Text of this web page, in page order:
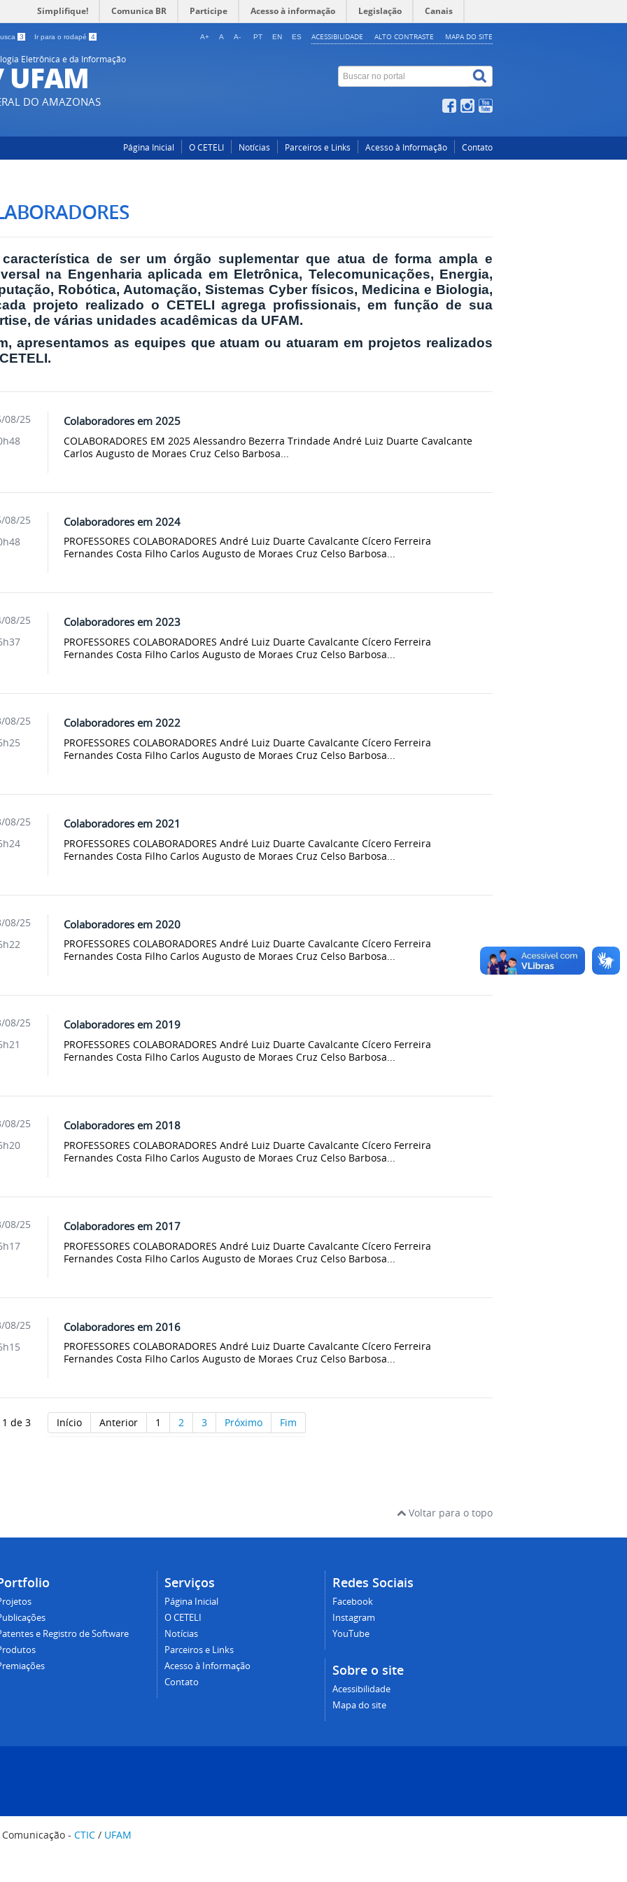
Simplifique! Comunica BR Participe Acesso à informação Legislação Canais
3 Ir para o rodapé 4 ACESSIBILIDADE ALTO CONTRASTE MAPA DO SITE
A+ A A- PT EN ES
Eletrônica e da Informação
UFAM
DO AMAZONAS
Página Inicial O CETELI Notícias Parceiros e Links Acesso à Informação Contato
característica de ser um órgão suplementar que atua de forma ampla e
na Engenharia aplicada em Eletrônica, Telecomunicações, Energia,
Robótica, Automação, Sistemas Cyber físicos, Medicina e Biologia,
projeto realizado o CETELI agrega profissionais, em função de sua
de várias unidades acadêmicas da UFAM.
apresentamos as equipes que atuam ou atuaram em projetos realizados
Colaboradores em 2025
COLABORADORES EM 2025 Alessandro Bezerra Trindade André Luiz Duarte Cavalcante
Carlos Augusto de Moraes Cruz Celso Barbosa...
08/25
Colaboradores em 2024
PROFESSORES COLABORADORES André Luiz Duarte Cavalcante Cícero Ferreira
Fernandes Costa Filho Carlos Augusto de Moraes Cruz Celso Barbosa...
08/25
Colaboradores em 2023
PROFESSORES COLABORADORES André Luiz Duarte Cavalcante Cícero Ferreira
Fernandes Costa Filho Carlos Augusto de Moraes Cruz Celso Barbosa...
08/25
Colaboradores em 2022
PROFESSORES COLABORADORES André Luiz Duarte Cavalcante Cícero Ferreira
Fernandes Costa Filho Carlos Augusto de Moraes Cruz Celso Barbosa...
08/25
Colaboradores em 2021
PROFESSORES COLABORADORES André Luiz Duarte Cavalcante Cícero Ferreira
Fernandes Costa Filho Carlos Augusto de Moraes Cruz Celso Barbosa...
08/25
Colaboradores em 2020
PROFESSORES COLABORADORES André Luiz Duarte Cavalcante Cícero Ferreira
Fernandes Costa Filho Carlos Augusto de Moraes Cruz Celso Barbosa...
08/25
Colaboradores em 2019
PROFESSORES COLABORADORES André Luiz Duarte Cavalcante Cícero Ferreira
Fernandes Costa Filho Carlos Augusto de Moraes Cruz Celso Barbosa...
08/25
Colaboradores em 2018
PROFESSORES COLABORADORES André Luiz Duarte Cavalcante Cícero Ferreira
Fernandes Costa Filho Carlos Augusto de Moraes Cruz Celso Barbosa...
08/25
Colaboradores em 2017
PROFESSORES COLABORADORES André Luiz Duarte Cavalcante Cícero Ferreira
Fernandes Costa Filho Carlos Augusto de Moraes Cruz Celso Barbosa...
08/25
Colaboradores em 2016
PROFESSORES COLABORADORES André Luiz Duarte Cavalcante Cícero Ferreira
Fernandes Costa Filho Carlos Augusto de Moraes Cruz Celso Barbosa...
08/25
1 de 3 Início Anterior 1 2 3 Próximo Fim
Voltar para o topo
e Registro de Software
Serviços
Página Inicial
O CETELI
Notícias
Parceiros e Links
Acesso à Informação
Contato
Redes Sociais
Facebook
Instagram
YouTube
Sobre o site
Acessibilidade
Mapa do site
- CTIC / UFAM